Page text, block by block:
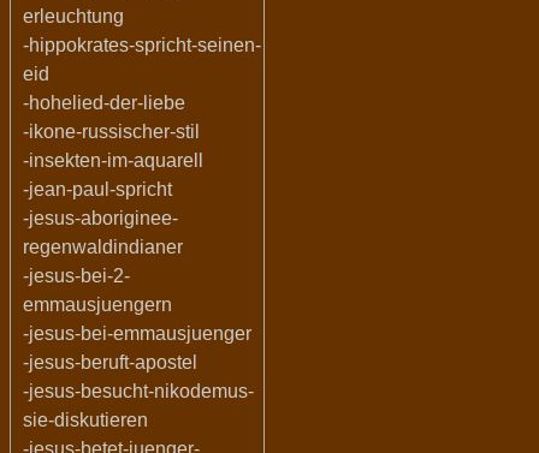
erleuchtung
-hippokrates-spricht-seinen-
eid
-hohelied-der-liebe
-ikone-russischer-stil
-insekten-im-aquarell
-jean-paul-spricht
-jesus-aboriginee-
regenwaldindianer
-jesus-bei-2-
emmausjuengern
-jesus-bei-emmausjuenger
-jesus-beruft-apostel
-jesus-besucht-nikodemus-
sie-diskutieren